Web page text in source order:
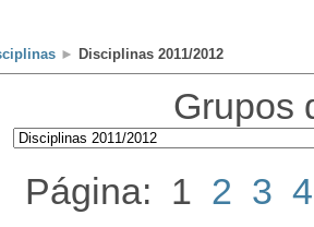
► Disciplinas 2011/2012
Grupos
Página: 1 2 3 4